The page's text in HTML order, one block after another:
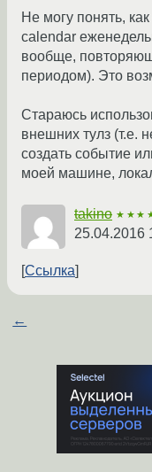
Не могу понять,
calendar
вообще,
периодом). Это
Стараюсь
внешних тулз (т.е.
создать событие
моей машине,
takino
25.04.2016
Ссылка
←